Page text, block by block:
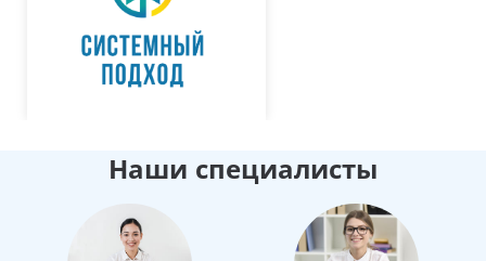
Наши специалисты